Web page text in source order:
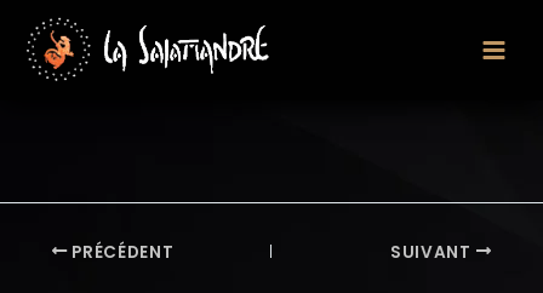
contenu
PRÉCÉDENT SUIVANT